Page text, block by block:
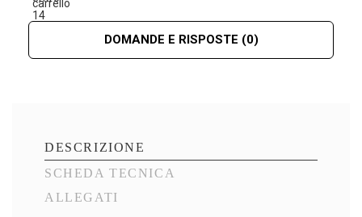
DOMANDE E RISPOSTE (0)
DESCRIZIONE
SCHEDA TECNICA
ALLEGATI